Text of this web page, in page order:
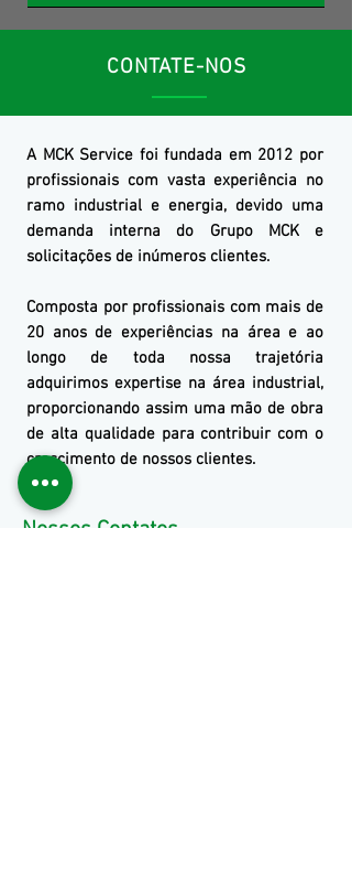
A MCK Service foi fundada em 2012 por
profissionais com vasta experiência no
ramo industrial e energia, devido uma
demanda interna do Grupo MCK
e
solicitações de inúmeros clientes.
Composta por profissionais com mais de
20 anos de experiências na área e ao
longo de toda nossa trajetória
adquirimos expertise na área industrial,
proporcionando assim uma mão de obra
de alta qualidade para contribuir com o
crescimento de nossos clientes.
Nossos Contatos
CONTATE-NOS